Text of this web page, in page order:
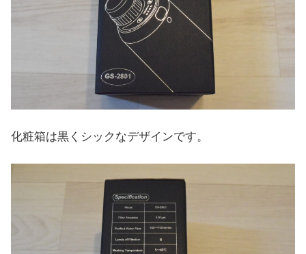
化粧箱は黒くシックなデザインです。